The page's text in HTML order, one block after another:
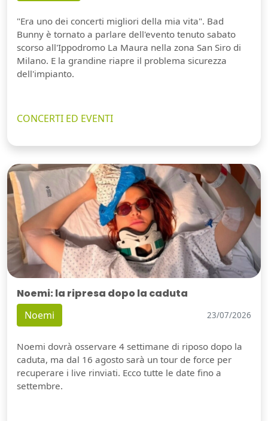
"Era uno dei concerti migliori della mia vita". Bad
Bunny è tornato a parlare dell'evento tenuto sabato
scorso all'Ippodromo La Maura nella zona San Siro di
Milano. E la grandine riapre il problema sicurezza
dell'impianto.
CONCERTI ED EVENTI
Noemi: la ripresa dopo la caduta
Noemi 23/07/2026
Noemi dovrà osservare 4 settimane di riposo dopo la
caduta, ma dal 16 agosto sarà un tour de force per
recuperare i live rinviati. Ecco tutte le date fino a
settembre.